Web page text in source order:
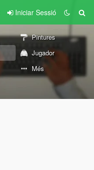
Iniciar Sessió
Pintures
Jugador
Més